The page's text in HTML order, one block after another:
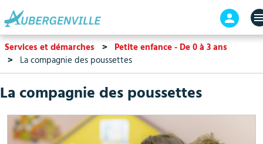
contenu
principal
En-
tête
-
Services et démarches
Petite enfance - De 0 à 3 ans
La compagnie des poussettes
La compagnie des poussettes